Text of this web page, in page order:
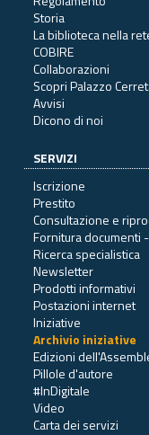
Storia
La biblioteca nella
COBIRE
Collaborazioni
Scopri Palazzo
Avvisi
Dicono di noi
SERVIZI
Iscrizione
Prestito
Consultazione e
Fornitura documenti
Ricerca specialistica
Newsletter
Prodotti informativi
Postazioni internet
Iniziative
Archivio iniziative
Edizioni
Pillole d'autore
#InDigitale
Video
Carta dei servizi